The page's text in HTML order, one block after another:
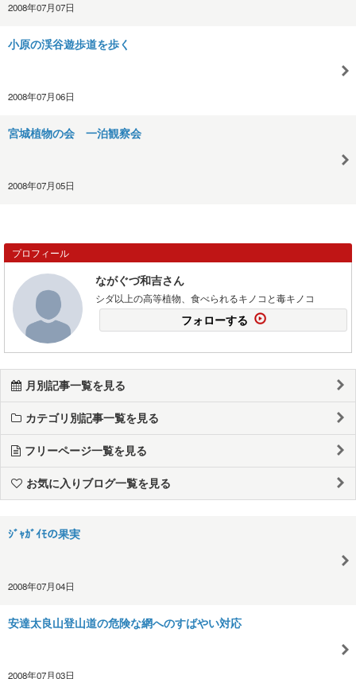
2008年07月07日
小原の渓谷遊歩道を歩く
2008年07月06日
宮城植物の会 一泊観察会
2008年07月05日
プロフィール
ながぐづ和吉さん
シダ以上の高等植物、食べられるキノコと毒キノコ
フォローする
月別記事一覧を見る
カテゴリ別記事一覧を見る
フリーページ一覧を見る
お気に入りブログ一覧を見る
ｼﾞｬｶﾞｲﾓの果実
2008年07月04日
安達太良山登山道の危険な網へのすばやい対応
2008年07月03日